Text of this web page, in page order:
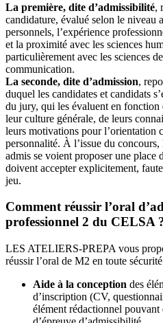
La première, dite d’admissibilité,
candidature, évalué selon le niveau
personnels, l’expérience
et la proximité avec les sciences
particulièrement avec les sciences
communication.
La seconde, dite d’admission,
duquel les candidates et candidats
du jury, qui les évaluent en
leur culture générale, de leurs
leurs motivations pour l’orientation
personnalité. À l’issue du concours,
admis se voient proposer une place
doivent accepter explicitement,
jeu.
Comment réussir l’oral
professionnel 2 du CELSA
LES ATELIERS-PREPA vous
réussir l’oral de M2 en toute
Aide à la conception des
d’inscription (CV,
élément rédactionnel pouvant